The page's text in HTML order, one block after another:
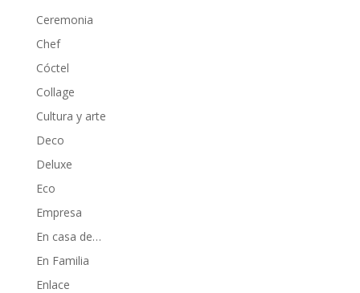
Ceremonia
Chef
Cóctel
Collage
Cultura y arte
Deco
Deluxe
Eco
Empresa
En casa de…
En Familia
Enlace